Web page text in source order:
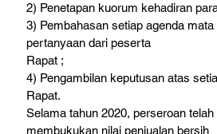
2) Penetapan kuorum kehadiran
3) Pembahasan setiap agenda
pertanyaan dari peserta
Rapat ;
4) Pengambilan keputusan atas
Rapat.
Selama tahun 2020, perseroan telah
membukukan nilai penjualan bersih